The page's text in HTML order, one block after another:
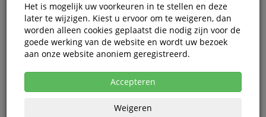
Luchtkussenenvelop Raadhuis
120x215mm B12 wit plakstrip
krimp a 5 stuk
Korting vanaf aankoop 2 eenheden, zie
Vanaf € 0,79 excl. BTW bij aankoop van minimaal 154
Het is mogelijk uw voorkeuren in te stellen en deze
later te wijzigen. Kiest u ervoor om te weigeren, dan
worden alleen cookies geplaatst die nodig zijn voor de
goede werking van de website en wordt uw bezoek
aan onze website anoniem geregistreerd.
Accepteren
Weigeren